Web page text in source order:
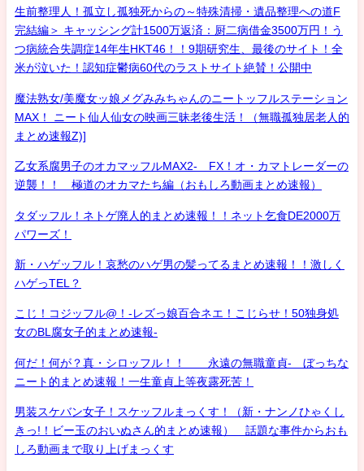
生前整理人！孤立し孤独死からの～特殊清掃・遺品整理への道F
完結編＞ キャッシング計1500万返済：厨二病借金3500万円！う
つ病統合失調症14年生HKT46！！9期研究生、最後のサイト！全
米が泣いた！認知症鬱病60代のラストサイト絶賛！公開中
魔法熟女/美魔女ッ娘メグみみちゃんのニートッフルステーション
MAX！ ニート仙人仙女の映画三昧老後生活！（無職孤独居老人的
まとめ速報Z)]
乙女系腐男子のオカマッフルMAX2- FX！オ・カマトレーダーの
逆襲！！ 極道のオカマたち編（おもしろ動画まとめ速報）
タダッフル！ネトゲ廃人的まとめ速報！！ネット乞食DE2000万
パワーズ！
新・ハゲッフル！哀愁のハゲ男の髪ってるまとめ速報！！激しく
ハゲっTEL？
こじ！コジッフル@！-レズっ娘百合ネエ！こじらせ！50独身処
女のBL腐女子的まとめ速報-
何だ！何が？真・シロッフル！！ 永遠の無職童貞- ぼっちな
ニート的まとめ速報！一生童貞上等夜露死苦！
男装スケバン女子！スケッフルまっくす！（新・ナンノひゃくし
きっ!！ビー玉のおいぬさん的まとめ速報） 話題な事件からおも
しろ動画まで取り上げまっくす